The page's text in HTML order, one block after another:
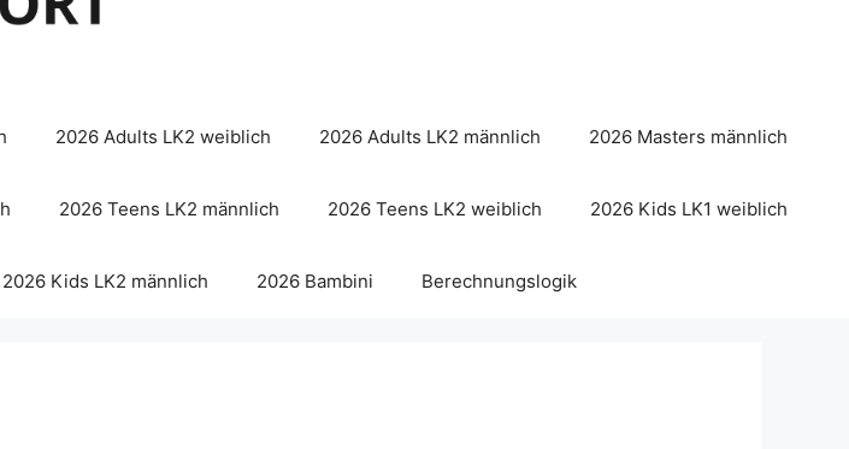
2026 Adults LK2 weiblich 2026 Adults LK2 männlich 2026 Masters männlich
2026 Teens LK2 männlich 2026 Teens LK2 weiblich 2026 Kids LK1 weiblich
2026 Kids LK2 männlich 2026 Bambini Berechnungslogik